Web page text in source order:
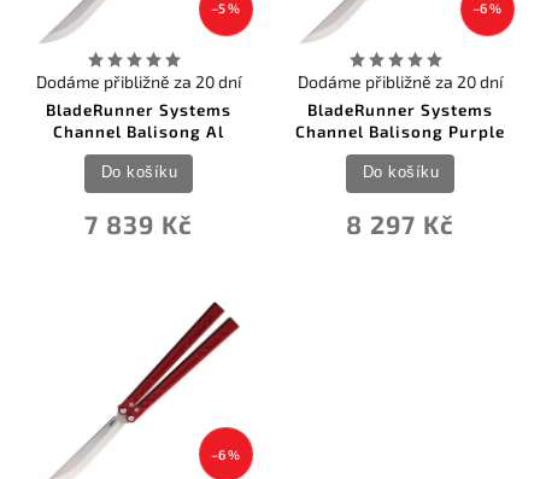
–5 %
BladeRunner Systems
Channel Balisong Al
Dodáme přibližně za 20 dní
7 839 Kč
Do košíku
–6 %
BladeRunner Systems
Channel Balisong Purple
Dodáme přibližně za 20 dní
8 297 Kč
Do košíku
–6 %